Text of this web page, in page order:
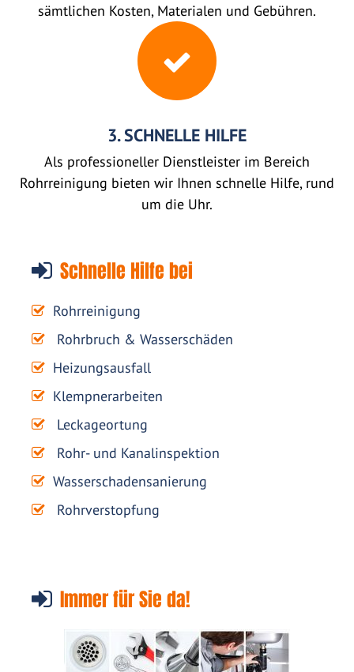
sämtlichen Kosten, Materialen und Gebühren.
3. SCHNELLE HILFE
Als professioneller Dienstleister im Bereich
Rohrreinigung bieten wir Ihnen schnelle Hilfe, rund
um die Uhr.
Schnelle Hilfe bei
Rohrreinigung
Rohrbruch & Wasserschäden
Heizungsausfall
Klempnerarbeiten
Leckageortung
Rohr- und Kanalinspektion
Wasserschadensanierung
Rohrverstopfung
Immer für Sie da!